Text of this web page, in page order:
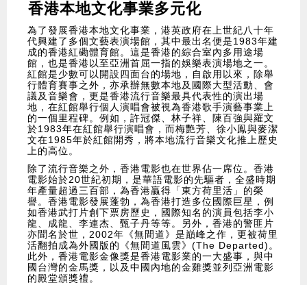
香港本地文化事業多元化
為了發展香港本地文化事業，港英政府在上世紀八十年
代興建了多個文藝表演場館，其中最出名便是1983年建
成的香港紅磡體育館。這是香港的綜合室內多用途場
館，也是香港以至亞洲首屈一指的娛樂表演場地之一。
紅館是少數可以開設四面台的場地，自啟用以來，除舉
行體育賽事之外，亦承辦無數本地及國際大型活動、會
議及音樂會，更是香港流行音樂最具代表性的演出場
地，在紅館舉行個人演唱會被視為香港歌手演藝事業上
的一個里程碑。例如，許冠傑、林子祥、陳百強與羅文
於1983年在紅館舉行演唱會，而梅艷芳、徐小鳯與麥潔
文在1985年於紅館開秀，將本地流行音樂文化推上歷史
上的高位。
除了流行音樂之外，香港電影也在世界佔一席位。香港
電影始於20世紀初期，是華語電影的先驅者，全盛時期
年產量超過三百部，為香港贏得「東方荷里活」的榮
譽。香港電影發展蓬勃，為香港打造多位國際巨星，例
如香港武打片創下票房歷史，國際知名的演員包括李小
龍、成龍、李連杰、甄子丹等等。另外，香港的警匪片
亦聞名於世，2002年《無間道》是巔峰之作，更被荷里
活翻拍成為外國版的《無間道風雲》(The Departed)。
此外，香港電影金像獎是香港電影業的一大盛事，與中
國台灣的金馬獎，以及中國內地的金雞獎並列亞洲電影
的殿堂頒獎禮。